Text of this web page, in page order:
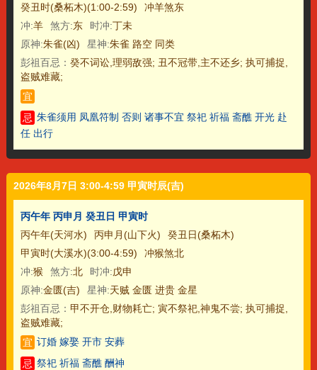
癸丑时(桑柘木)(1:00-2:59)
冲羊煞东
冲:羊 煞方:东 时冲:丁未
原神:朱雀(凶) 星神:朱雀 路空 同类
彭祖百忌： 癸不词讼,理弱敌强; 丑不冠带,主不还乡; 执可捕捉,
盗贼难藏;
宜
忌 朱雀须用 凤凰符制 否则 诸事不宜 祭祀 祈福 斋醮 开光 赴
任 出行
2026年8月7日 3:00-4:59 甲寅时辰(吉)
丙午年 丙申月 癸丑日 甲寅时
丙午年(天河水)
丙申月(山下火)
癸丑日(桑柘木)
甲寅时(大溪水)(3:00-4:59)
冲猴煞北
冲:猴 煞方:北 时冲:戊申
原神:金匮(吉) 星神:天贼 金匮 进贵 金星
彭祖百忌： 甲不开仓,财物耗亡; 寅不祭祀,神鬼不尝; 执可捕捉,
盗贼难藏;
宜 订婚 嫁娶 开市 安葬
忌 祭祀 祈福 斋醮 酬神